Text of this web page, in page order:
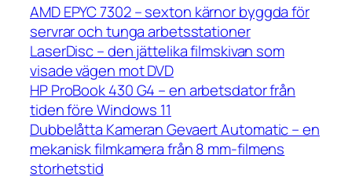
AMD EPYC 7302 – sexton kärnor byggda för
servrar och tunga arbetsstationer
LaserDisc – den jättelika filmskivan som
visade vägen mot DVD
HP ProBook 430 G4 – en arbetsdator från
tiden före Windows 11
Dubbelåtta Kameran Gevaert Automatic – en
mekanisk filmkamera från 8 mm-filmens
storhetstid